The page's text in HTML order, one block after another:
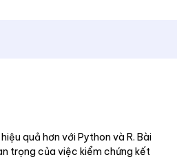
quả hơn với Python và R. Bài
trọng của việc kiểm chứng kết